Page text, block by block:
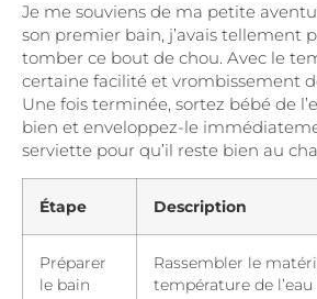
Je me souviens de ma petite
son premier bain, j’avais tellement
tomber ce bout de chou. Avec le
certaine facilité et vrombissement
Une fois terminée, sortez bébé de
bien et enveloppez-le
serviette pour qu’il reste bien au
Étape Description
Préparer
le bain
Rassembler le
température de l’eau